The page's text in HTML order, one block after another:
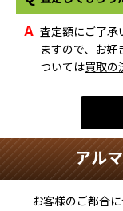
A 査定額にご了承
ますので、お
ついては買取の
アル
お客様のご都合